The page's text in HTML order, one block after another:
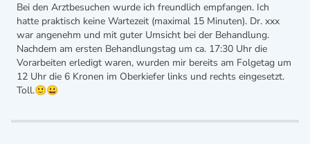
Bei den Arztbesuchen wurde ich freundlich empfangen. Ich
hatte praktisch keine Wartezeit (maximal 15 Minuten). Dr. xxx
war angenehm und mit guter Umsicht bei der Behandlung.
Nachdem am ersten Behandlungstag um ca. 17:30 Uhr die
Vorarbeiten erledigt waren, wurden mir bereits am Folgetag um
12 Uhr die 6 Kronen im Oberkiefer links und rechts eingesetzt.
Toll.🙂😀